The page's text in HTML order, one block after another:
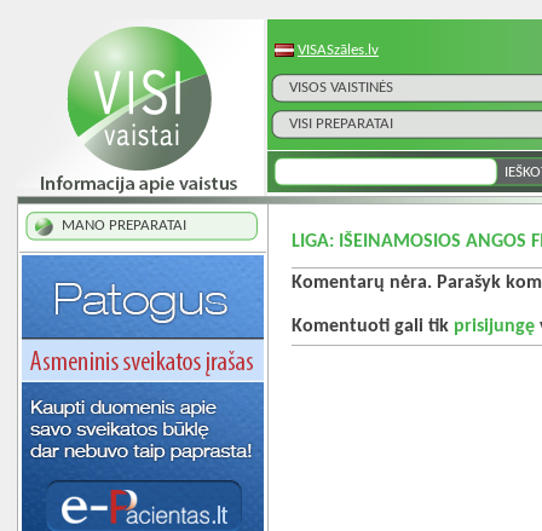
VISASzāles.lv
VISOS VAISTINĖS
VISI PREPARATAI
MANO PREPARATAI
LIGA: IŠEINAMOSIOS ANGOS
Komentarų nėra. Parašyk
Komentuoti gali tik prisijungę